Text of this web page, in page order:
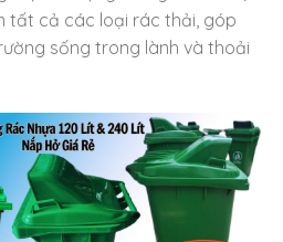
tất cả các loại rác thải, góp
sống trong lành và thoải